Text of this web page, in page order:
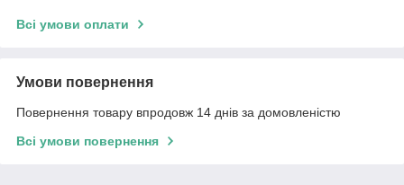
Всі умови оплати
Умови повернення
Повернення товару впродовж 14 днів за домовленістю
Всі умови повернення